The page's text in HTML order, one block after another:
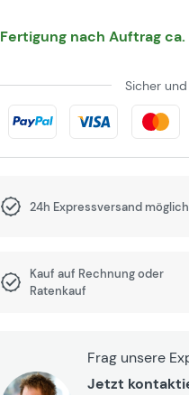
Fertigung nach Auftrag
Sicher
24h Expressversand möglich
Kauf auf Rechnung oder
Ratenkauf
Frag unsere
Jetzt